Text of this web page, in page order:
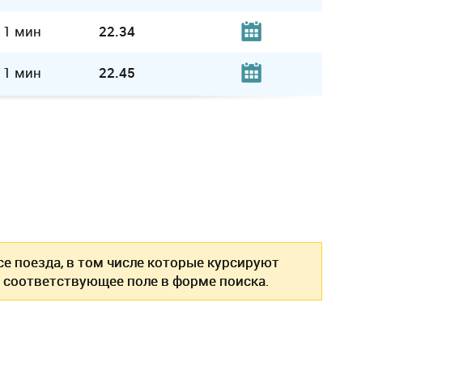
1 мин 22.34
1 мин 22.45
поезда, в том числе которые курсируют
поле в форме поиска.